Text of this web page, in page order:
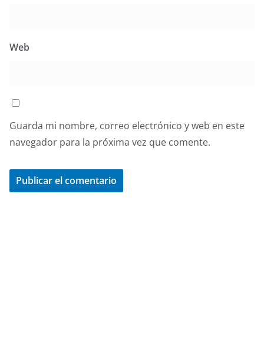
Web
Guarda mi nombre, correo electrónico y web en este
navegador para la próxima vez que comente.